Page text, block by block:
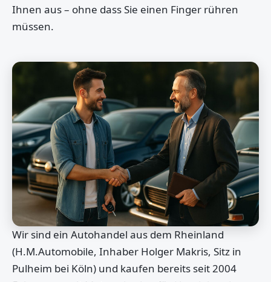
Ihnen aus – ohne dass Sie einen Finger rühren
müssen.
Wir sind ein Autohandel aus dem Rheinland
(H.M.Automobile, Inhaber Holger Makris, Sitz in
Pulheim bei Köln) und kaufen bereits seit 2004